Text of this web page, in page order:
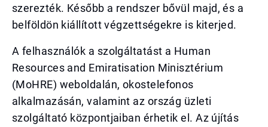
szerezték. Később a rendszer bővül majd, és a
belföldön kiállított végzettségekre is kiterjed.
A felhasználók a szolgáltatást a Human
Resources and Emiratisation Minisztérium
(MoHRE) weboldalán, okostelefonos
alkalmazásán, valamint az ország üzleti
szolgáltató központjaiban érhetik el. Az újítás